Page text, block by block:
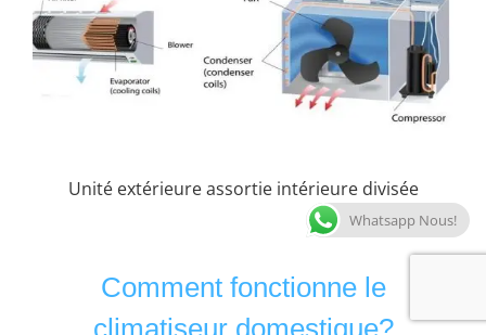
Unité extérieure assortie intérieure divisée
Comment fonctionne le
Whatsapp Nous!